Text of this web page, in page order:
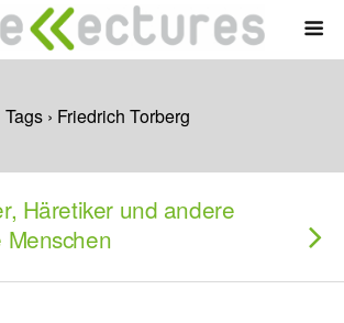
Tags › Friedrich Torberg
Häretiker und andere
Menschen